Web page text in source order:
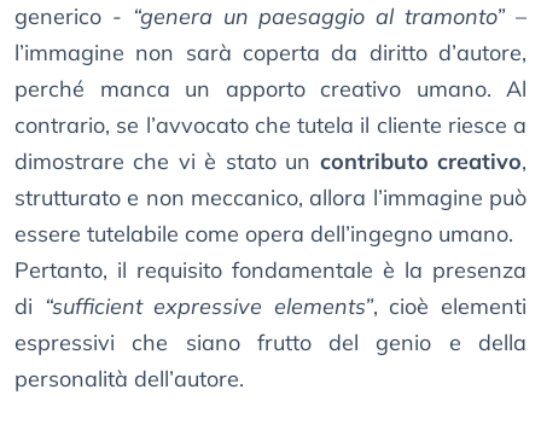
generico - “genera un paesaggio al tramonto”–
l’immagine non sarà coperta da diritto d’autore,
perché manca un apporto creativo umano. Al
contrario, se l’avvocato che tutela il cliente riesce a
dimostrare che vi è stato un contributo creativo,
strutturato e non meccanico, allora l’immagine può
essere tutelabile come opera dell’ingegno umano.
Pertanto, il requisito fondamentale è la presenza
di “sufficient expressive elements”, cioè elementi
espressivi che siano frutto del genio e della
personalità dell’autore.